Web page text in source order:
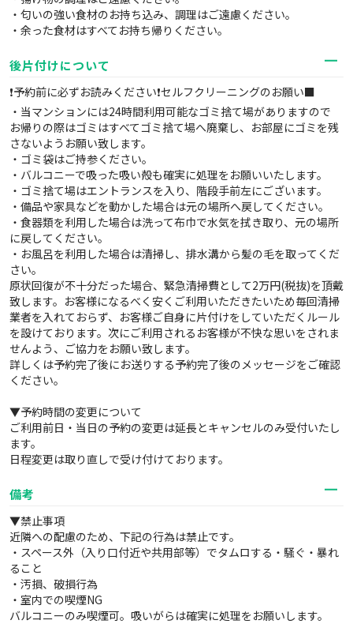
・匂いの強い食材のお持ち込み、調理はご遠慮ください。
・余った食材はすべてお持ち帰りください。
後片付けについて
❗予約前に必ずお読みください❗セルフクリーニングのお願い■
・当マンションには24時間利用可能なゴミ捨て場がありますので
お帰りの際はゴミはすべてゴミ捨て場へ廃棄し、お部屋にゴミを残
さないようお願い致します。
・ゴミ袋はご持参ください。
・バルコニーで吸った吸い殻も確実に処理をお願いいたします。
・ゴミ捨て場はエントランスを入り、階段手前左にございます。
・備品や家具などを動かした場合は元の場所へ戻してください。
・食器類を利用した場合は洗って布巾で水気を拭き取り、元の場所
に戻してください。
・お風呂を利用した場合は清掃し、排水溝から髪の毛を取ってくだ
さい。
原状回復が不十分だった場合、緊急清掃費として2万円(税抜)を頂戴
致します。お客様になるべく安くご利用いただきたいため毎回清掃
業者を入れておらず、お客様ご自身に片付けをしていただくルール
を設けております。次にご利用されるお客様が不快な思いをされま
せんよう、ご協力をお願い致します。
詳しくは予約完了後にお送りする予約完了後のメッセージをご確認
ください。
▼予約時間の変更について
ご利用前日・当日の予約の変更は延長とキャンセルのみ受付いたし
ます。
日程変更は取り直しで受け付けております。
備考
▼禁止事項
近隣への配慮のため、下記の行為は禁止です。
・スペース外（入り口付近や共用部等）でタムロする・騒ぐ・暴れ
ること
・汚損、破損行為
・室内での喫煙NG
バルコニーのみ喫煙可。吸いがらは確実に処理をお願いします。